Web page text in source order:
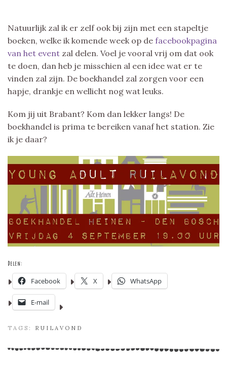
Natuurlijk zal ik er zelf ook bij zijn met een stapeltje
boeken, welke ik komende week op de facebookpagina
van het event zal delen. Voel je vooral vrij om dat ook
te doen, dan heb je misschien al een idee wat er te
vinden zal zijn. De boekhandel zal zorgen voor een
hapje, drankje en wellicht nog wat leuks.
Kom jij uit Brabant? Kom dan lekker langs! De
boekhandel is prima te bereiken vanaf het station. Zie
ik je daar?
Delen:
Facebook X WhatsApp
E-mail
TAGS: RUILAVOND